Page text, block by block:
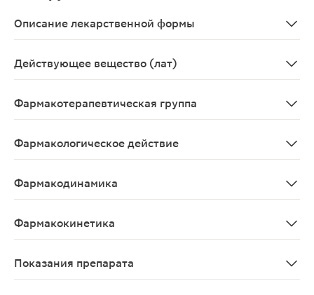
Описание лекарственной формы
Действующее вещество (лат)
Фармакотерапевтическая группа
Фармакологическое действие
Фармакодинамика
Фармакокинетика
Показания препарата